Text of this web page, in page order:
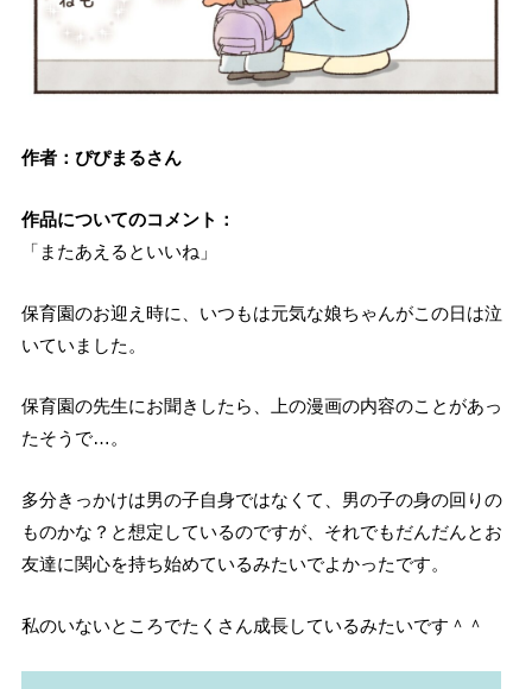
作者：ぴぴまるさん
作品についてのコメント：
「またあえるといいね」
保育園のお迎え時に、いつもは元気な娘ちゃんがこの日は泣
いていました。
保育園の先生にお聞きしたら、上の漫画の内容のことがあっ
たそうで…。
多分きっかけは男の子自身ではなくて、男の子の身の回りの
ものかな？と想定しているのですが、それでもだんだんとお
友達に関心を持ち始めているみたいでよかったです。
私のいないところでたくさん成長しているみたいです＾＾